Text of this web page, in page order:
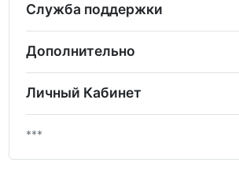
Служба поддержки
Дополнительно
Личный Кабинет
***